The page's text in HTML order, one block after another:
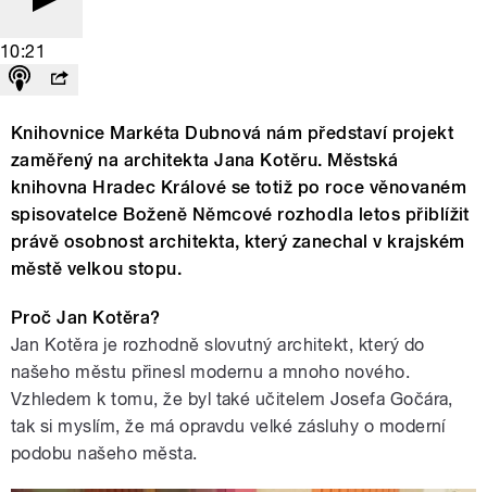
10:21
Knihovnice Markéta Dubnová nám představí projekt
zaměřený na architekta Jana Kotěru. Městská
knihovna Hradec Králové se totiž po roce věnovaném
spisovatelce Boženě Němcové rozhodla letos přiblížit
právě osobnost architekta, který zanechal v krajském
městě velkou stopu.
Proč Jan Kotěra?
Jan Kotěra je rozhodně slovutný architekt, který do
našeho městu přinesl modernu a mnoho nového.
Vzhledem k tomu, že byl také učitelem Josefa Gočára,
tak si myslím, že má opravdu velké zásluhy o moderní
podobu našeho města.